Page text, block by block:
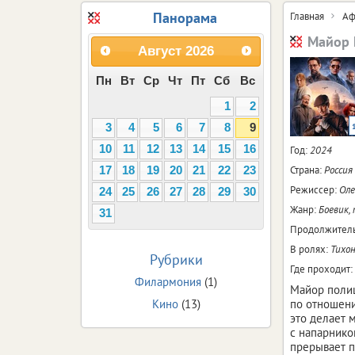
Главная
Майор
Год:2024
Страна:Россия
Режиссер:
Жанр:Боевик,
В ролях:
Где проходит:
Майор
по
это делает
с
прерывает
Панорама
Август 2026
Пн Вт Ср Чт Пт Сб
Вс
1
2
3
4 5 6 7 8
9
10
11 12 13 14 15
16
17
18 19 20 21 22
23
24
25 26 27 28 29
30
31
Рубрики
Филармония (1)
Кино(13)